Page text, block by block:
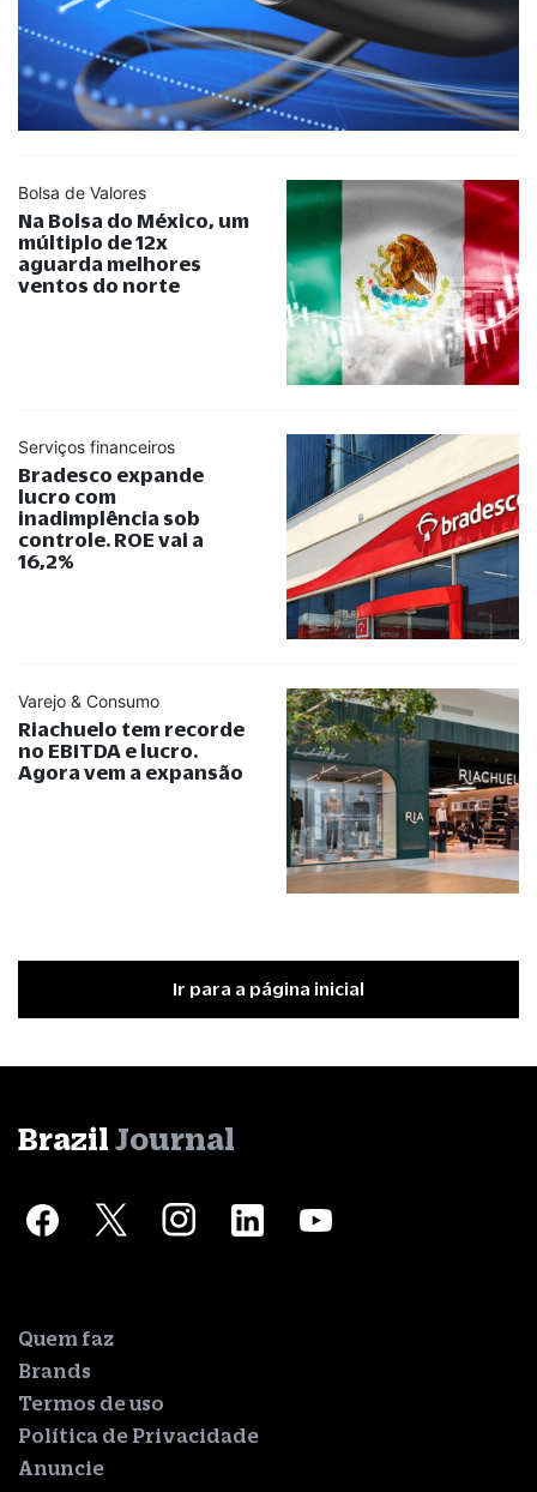
Bolsa de Valores
Na Bolsa do México, um
múltiplo de 12x
aguarda melhores
ventos do norte
Serviços financeiros
Bradesco expande
lucro com
inadimplência sob
controle. ROE vai a
16,2%
Varejo & Consumo
Riachuelo tem recorde
no EBITDA e lucro.
Agora vem a expansão
Ir para a página inicial
Brazil Journal
Quem faz
Brands
Termos de uso
Política de Privacidade
Anuncie